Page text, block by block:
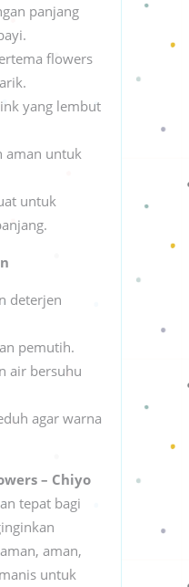
panjang
flowers
yang lembut
aman untuk
untuk
deterjen
pemutih.
air bersuhu
agar warna
– Chiyo
tepat bagi
aman,
untuk